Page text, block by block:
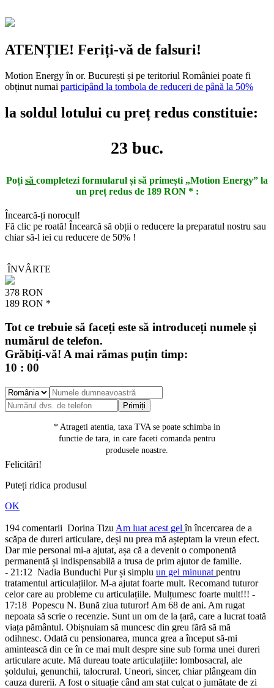
ATENȚIE! Feriți-vă de falsuri!
Motion Energy în or. București și pe teritoriul României poate fi
obținut numai participând la tombola de reduceri de până la 50%
la soldul lotului cu preț redus constituie:
23 buc.
Poți să completezi formularul și să primești „Motion Energy” la
un preț redus de 189 RON * :
Încearcă-ți norocul!
Fă clic pe roată! Încearcă să obții o reducere la preparatul nostru sau
chiar să-l iei cu reducere de 50% !
ÎNVÂRTE
378 RON
189 RON *
Tot ce trebuie să faceți este să introduceți numele și
numărul de telefon.
Grăbiți-vă! A mai rămas puțin timp:
10 : 00
Primiți
* Atrageti atentia, taxa TVA se poate schimba in
functie de tara, in care faceti comanda pentru
produsele noastre.
Felicitări!
Puteți ridica produsul
OK
194 comentarii Dorina Tizu Am luat acest gelîn încercarea de a
scăpa de dureri articulare, deși nu prea mă așteptam la vreun efect.
Dar mie personal mi-a ajutat, așa că a devenit o componentă
permanentă și indispensabilă a trusa de prim ajutor de familie.
- 21:12 Nadia Bunduchi Pur și simplu un gel minunat pentru
tratamentul articulațiilor. M-a ajutat foarte mult. Recomand tuturor
celor care au probleme cu articulațiile. Mulțumesc foarte mult!!! -
17:18 Popescu N. Bună ziua tuturor! Am 68 de ani. Am rugat
nepoata să scrie o recenzie. Sunt un om de la țară, care a lucrat toată
viața pământul. Obișnuiam să muncesc din greu fără să mă
odihnesc. Odată cu pensionarea, munca grea a început să-mi
amintească din ce în ce mai mult despre sine sub forma unei dureri
articulare acute. Mă dureau toate articulațiile: lombosacral, ale
șoldului, genunchii, talocrural. Uneori, sincer, chiar plângeam din
cauza durerii. A fost o situație când am stat culcat o jumătate de zi